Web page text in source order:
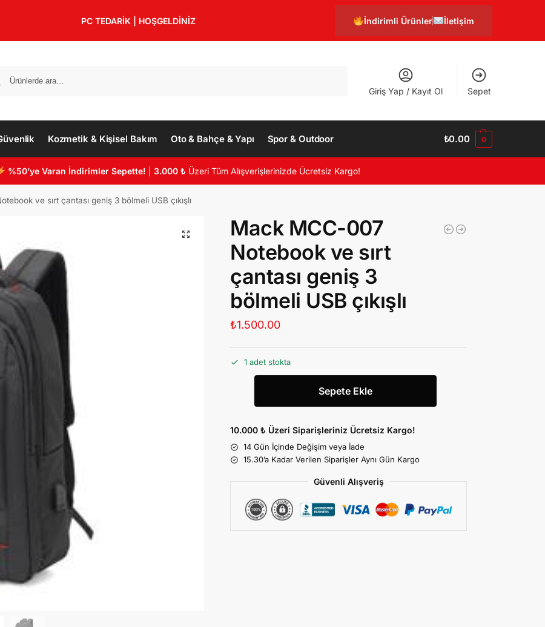
PC TEDARİK | HOŞGELDİNİZ İndirimli Ürünler İletişim
Giriş Yap / Kayıt Ol Sepet
Kozmetik & Kişisel Bakım Oto & Bahçe & Yapı Spor & Outdoor ₺0.00 0
%50’ye Varan İndirimler Sepette! |3.000 ₺ Üzeri Tüm Alışverişlerinizde Ücretsiz Kargo!
ve sırt çantası geniş 3 bölmeli USB çıkışlı
Mack MCC-007
Notebook ve sırt
çantası geniş 3
bölmeli USB çıkışlı
₺1.500.00
1 adet stokta
Sepete Ekle
10.000 ₺ Üzeri Siparişleriniz Ücretsiz Kargo!
14 Gün İçinde Değişim veya İade
15.30’a Kadar Verilen Siparişler Aynı Gün Kargo
Güvenli Alışveriş